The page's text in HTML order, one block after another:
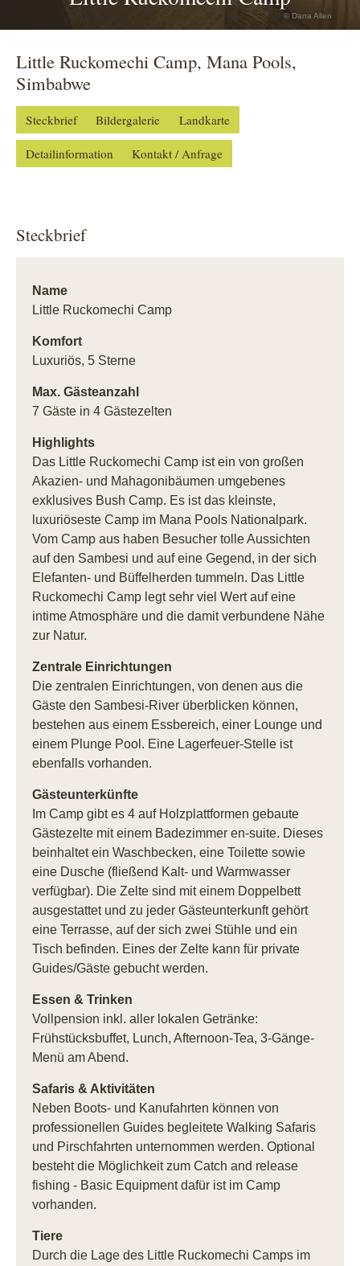
© Dana Allen
Little Ruckomechi Camp, Mana Pools,
Simbabwe
Steckbrief Bildergalerie Landkarte
Detailinformation Kontakt / Anfrage
Steckbrief
Name
Little Ruckomechi Camp
Komfort
Luxuriös, 5 Sterne
Max. Gästeanzahl
7 Gäste in 4 Gästezelten
Highlights
Das Little Ruckomechi Camp ist ein von großen
Akazien- und Mahagonibäumen umgebenes
exklusives Bush Camp. Es ist das kleinste,
luxuriöseste Camp im Mana Pools Nationalpark.
Vom Camp aus haben Besucher tolle Aussichten
auf den Sambesi und auf eine Gegend, in der sich
Elefanten- und Büffelherden tummeln. Das Little
Ruckomechi Camp legt sehr viel Wert auf eine
intime Atmosphäre und die damit verbundene Nähe
zur Natur.
Zentrale Einrichtungen
Die zentralen Einrichtungen, von denen aus die
Gäste den Sambesi-River überblicken können,
bestehen aus einem Essbereich, einer Lounge und
einem Plunge Pool. Eine Lagerfeuer-Stelle ist
ebenfalls vorhanden.
Gästeunterkünfte
Im Camp gibt es 4 auf Holzplattformen gebaute
Gästezelte mit einem Badezimmer en-suite. Dieses
beinhaltet ein Waschbecken, eine Toilette sowie
eine Dusche (fließend Kalt- und Warmwasser
verfügbar). Die Zelte sind mit einem Doppelbett
ausgestattet und zu jeder Gästeunterkunft gehört
eine Terrasse, auf der sich zwei Stühle und ein
Tisch befinden. Eines der Zelte kann für private
Guides/Gäste gebucht werden.
Essen & Trinken
Vollpension inkl. aller lokalen Getränke:
Frühstücksbuffet, Lunch, Afternoon-Tea, 3-Gänge-
Menü am Abend.
Safaris & Aktivitäten
Neben Boots- und Kanufahrten können von
professionellen Guides begleitete Walking Safaris
und Pirschfahrten unternommen werden. Optional
besteht die Möglichkeit zum Catch and release
fishing - Basic Equipment dafür ist im Camp
vorhanden.
Tiere
Durch die Lage des Little Ruckomechi Camps im